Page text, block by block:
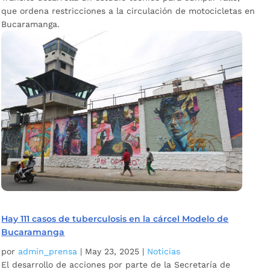
que ordena restricciones a la circulación de motocicletas en
Bucaramanga.
Hay 111 casos de tuberculosis en la cárcel Modelo de
Bucaramanga
por admin_prensa | May 23, 2025 | Noticias
El desarrollo de acciones por parte de la Secretaría de